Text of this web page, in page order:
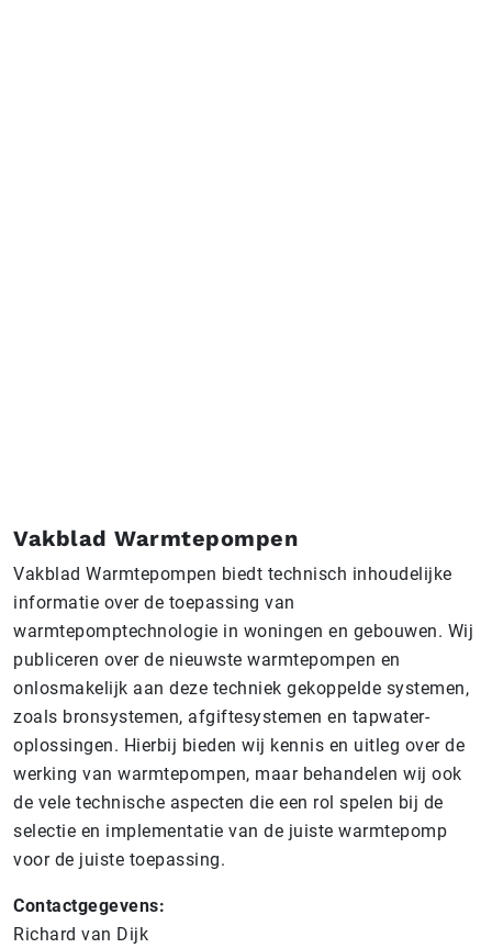
Vakblad Warmtepompen
Vakblad Warmtepompen biedt technisch inhoudelijke
informatie over de toepassing van
warmtepomptechnologie in woningen en gebouwen. Wij
publiceren over de nieuwste warmtepompen en
onlosmakelijk aan deze techniek gekoppelde systemen,
zoals bronsystemen, afgiftesystemen en tapwater-
oplossingen. Hierbij bieden wij kennis en uitleg over de
werking van warmtepompen, maar behandelen wij ook
de vele technische aspecten die een rol spelen bij de
selectie en implementatie van de juiste warmtepomp
voor de juiste toepassing.
Contactgegevens:
Richard van Dijk